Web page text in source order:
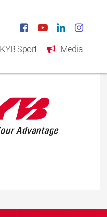
KYB Sport Media